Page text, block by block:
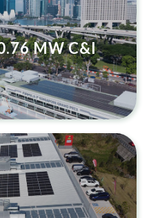
MW C&I